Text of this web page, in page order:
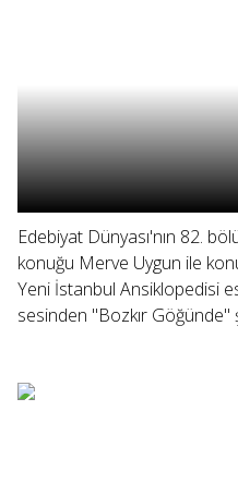
Edebiyat Dünyası'nın 82.
konuğu Merve Uygun ile
Yeni İstanbul Ansiklopedisi
sesinden "Bozkır Göğünde"